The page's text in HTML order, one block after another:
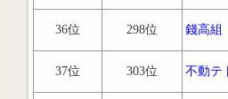
36位 298位 錢高組
37位 303位 不動テ